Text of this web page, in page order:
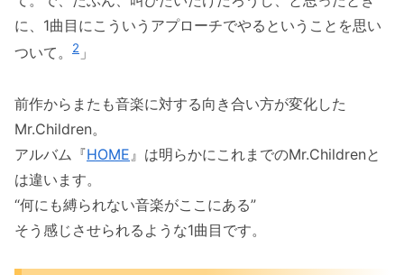
に、1曲目にこういうアプローチでやるということを思い
ついて。
2 」
前作からまたも音楽に対する向き合い方が変化した
Mr.Children。
アルバム『HOME』は明らかにこれまでのMr.Childrenと
は違います。
“何にも縛られない音楽がここにある”
そう感じさせられるような1曲目です。